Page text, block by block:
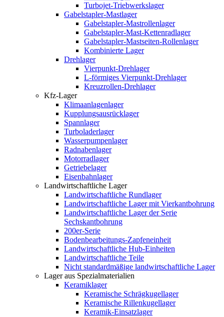
Turbojet-Triebwerkslager
Gabelstapler-Mastlager
Gabelstapler-Mastrollenlager
Gabelstapler-Mast-Kettenradlager
Gabelstapler-Mastseiten-Rollenlager
Kombinierte Lager
Drehlager
Vierpunkt-Drehlager
L-förmiges Vierpunkt-Drehlager
Kreuzrollen-Drehlager
Kfz-Lager
Klimaanlagenlager
Kupplungsausrücklager
Spannlager
Turboladerlager
Wasserpumpenlager
Radnabenlager
Motorradlager
Getriebelager
Eisenbahnlager
Landwirtschaftliche Lager
Landwirtschaftliche Rundlager
Landwirtschaftliche Lager mit Vierkantbohrung
Landwirtschaftliche Lager der Serie
Sechskantbohrung
200er-Serie
Bodenbearbeitungs-Zapfeneinheit
Landwirtschaftliche Hub-Einheiten
Landwirtschaftliche Teile
Nicht standardmäßige landwirtschaftliche Lager
Lager aus Spezialmaterialien
Keramiklager
Keramische Schrägkugellager
Keramische Rillenkugellager
Keramik-Einsatzlager